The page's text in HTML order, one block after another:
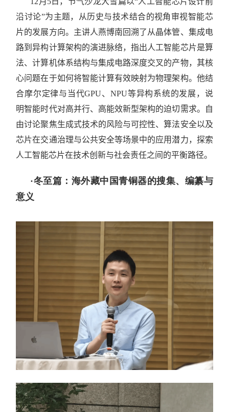
沿讨论”为主题，从历史与技术结合的视角审视智能芯
片的发展方向。主讲人燕博南回溯了从晶体管、集成电
路到异构计算架构的演进脉络，指出人工智能芯片是算
法、计算机体系结构与集成电路深度交叉的产物，其核
心问题在于如何将智能计算有效映射为物理架构。他结
合摩尔定律与当代GPU、NPU等异构系统的发展，说
明智能时代对高并行、高能效新型架构的迫切需求。自
由讨论聚焦生成式技术的风险与可控性、算法安全以及
芯片在交通治理与公共安全等场景中的应用潜力，探索
人工智能芯片在技术创新与社会责任之间的平衡路径。
·冬至篇：海外藏中国青铜器的搜集、编纂与
意义